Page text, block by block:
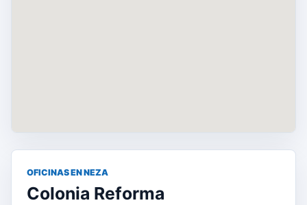
OFICINAS EN NEZA
Colonia Reforma